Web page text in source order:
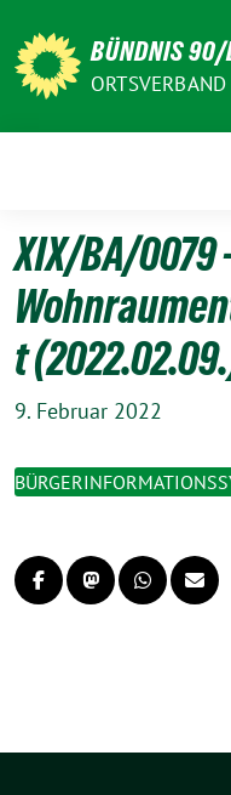
zum
Inhalt
BÜNDNIS 90/
XIX/BA/0079
t
9. Februar 2022